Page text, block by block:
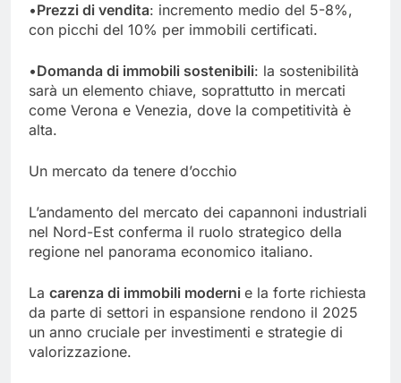
•Prezzi di vendita: incremento medio del 5-8%,
con picchi del 10% per immobili certificati.
•Domanda di immobili sostenibili: la sostenibilità
sarà un elemento chiave, soprattutto in mercati
come Verona e Venezia, dove la competitività è
alta.
Un mercato da tenere d’occhio
L’andamento del mercato dei capannoni industriali
nel Nord-Est conferma il ruolo strategico della
regione nel panorama economico italiano.
La carenza di immobili moderni e la forte richiesta
da parte di settori in espansione rendono il 2025
un anno cruciale per investimenti e strategie di
valorizzazione.